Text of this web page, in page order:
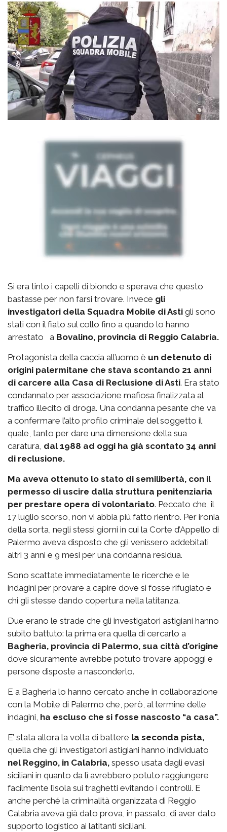
Si era tinto i capelli di biondo e sperava che questo
bastasse per non farsi trovare. Invece gli
investigatori della Squadra Mobile di Asti gli sono
stati con il fiato sul collo fino a quando lo hanno
arrestato a Bovalino, provincia di Reggio Calabria.
Protagonista della caccia all’uomo è un detenuto di
origini palermitane che stava scontando 21 anni
di carcere alla Casa di Reclusione di Asti. Era stato
condannato per associazione mafiosa finalizzata al
traffico illecito di droga. Una condanna pesante che va
a confermare l’alto profilo criminale del soggetto il
quale, tanto per dare una dimensione della sua
caratura, dal 1988 ad oggi ha già scontato 34 anni
di reclusione.
Ma aveva ottenuto lo stato di semilibertà, con il
permesso di uscire dalla struttura penitenziaria
per prestare opera di volontariato. Peccato che, il
17 luglio scorso, non vi abbia più fatto rientro. Per ironia
della sorta, negli stessi giorni in cui la Corte d’Appello di
Palermo aveva disposto che gli venissero addebitati
altri 3 anni e 9 mesi per una condanna residua.
Sono scattate immediatamente le ricerche e le
indagini per provare a capire dove si fosse rifugiato e
chi gli stesse dando copertura nella latitanza.
Due erano le strade che gli investigatori astigiani hanno
subito battuto: la prima era quella di cercarlo a
Bagheria, provincia di Palermo, sua città d’origine
dove sicuramente avrebbe potuto trovare appoggi e
persone disposte a nasconderlo.
E a Bagheria lo hanno cercato anche in collaborazione
con la Mobile di Palermo che, però, al termine delle
indagini, ha escluso che si fosse nascosto “a casa”.
E’ stata allora la volta di battere la seconda pista,
quella che gli investigatori astigiani hanno individuato
nel Reggino, in Calabria, spesso usata dagli evasi
siciliani in quanto da lì avrebbero potuto raggiungere
facilmente l’isola sui traghetti evitando i controlli. E
anche perché la criminalità organizzata di Reggio
Calabria aveva già dato prova, in passato, di aver dato
supporto logistico ai latitanti siciliani.